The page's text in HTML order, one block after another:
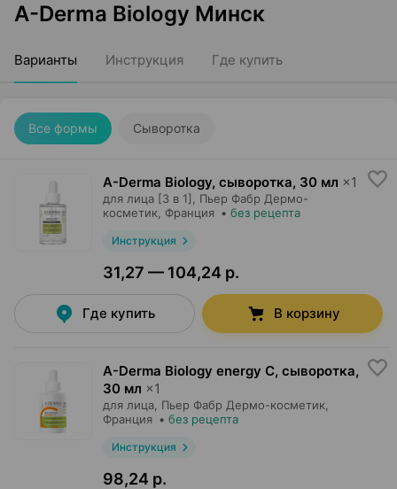
A-Derma Biology Минск
Варианты Инструкция Где купить
Все формы Сыворотка
A-Derma Biology, сыворотка, 30 мл ×1
для лица [3 в 1],
Пьер Фабр Дермо-
косметик , Франция • без рецепта
Инструкция
31,27 — 104,24 р.
Где купить В корзину
A-Derma Biology energy C, сыворотка,
30 мл ×1
для лица, Пьер Фабр Дермо-косметик
Франция • без рецепта
Инструкция
98,24 р.